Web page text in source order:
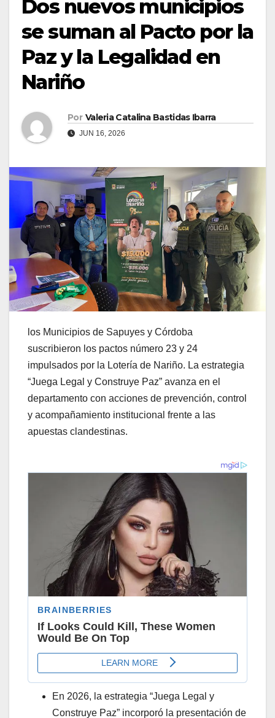
Dos nuevos municipios
se suman al Pacto por la
Paz y la Legalidad en
Nariño
Por Valeria Catalina Bastidas Ibarra
JUN 16, 2026
los Municipios de Sapuyes y Córdoba
suscribieron los pactos número 23 y 24
impulsados por la Lotería de Nariño. La estrategia
“Juega Legal y Construye Paz” avanza en el
departamento con acciones de prevención, control
y acompañamiento institucional frente a las
apuestas clandestinas.
En 2026, la estrategia “Juega Legal y
Construye Paz” incorporó la presentación de